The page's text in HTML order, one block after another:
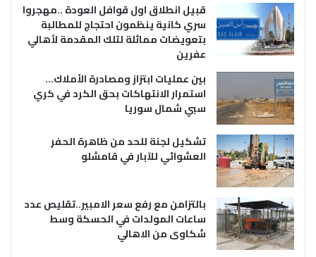
قبيل انطلاق اول قوافل العودة ..مهجروا
سري كانية ينظمون احتجاج للمطالبة
بتعويضات مماثلة لتلك المقدمة لأهالي
عفرين
بين عمليات ابتزاز ومصادرة الأملاك…
استمرار الانتهاكات بحق الكرد في كري
سبي شمال سوريا
تشكيل لجنة للحد من ظاهرة الحفر
العشوائي للآبار في قامشلو
بالتزامن مع رفع سعر الامبير..تقليص عدد
ساعات المولدات في الحسكة وسط
شكاوى من الاهالي